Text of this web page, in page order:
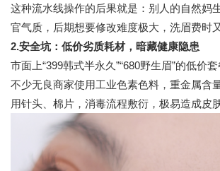
这种流水线操作的后果就是：别人的自然妈
官气质，后期想要修改难度极大，洗眉费时
2.安全坑：低价劣质耗材，暗藏健康隐患
市面上“399韩式半永久”“680野生眉”的低
不少无良商家使用工业色素色料，重金属含
用针头、棉片，消毒流程敷衍，极易造成皮